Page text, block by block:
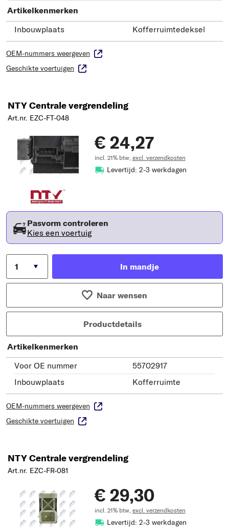
Artikelkenmerken
Inbouwplaats
Kofferruimtedeksel
OEM-nummers weergeven
Geschikte voertuigen
NTY Centrale vergrendeling
Art.nr. EZC-FT-048
€ 24,27
incl. 21% btw, excl. verzendkosten
Levertijd: 2-3 werkdagen
Pasvorm controleren
Kies een voertuig
In mandje
Naar wensen
Productdetails
Artikelkenmerken
Voor OE nummer
55702917
Inbouwplaats
Kofferruimte
OEM-nummers weergeven
Geschikte voertuigen
NTY Centrale vergrendeling
Art.nr. EZC-FR-081
€ 29,30
incl. 21% btw, excl. verzendkosten
Levertijd: 2-3 werkdagen